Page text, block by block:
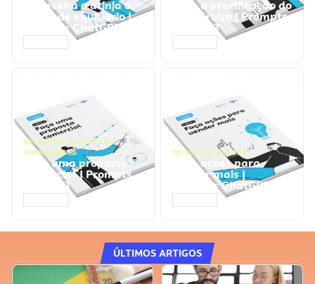
financeira e atinja o
ponto de equilíbrio |
Prompts ChatGPT
Faça a precificação do
seu serviço | Prompts
ChatGPT
NEGÓCIOS, PROCESSOS
EMPRESARIAIS
Faça uma proposta
comercial | Prompts
ChatGPT
NEGÓCIOS, VENDAS
Faça ações para
vender mais |
Prompts ChatGPT
ÚLTIMOS ARTIGOS